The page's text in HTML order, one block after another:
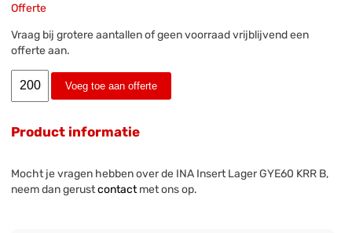
Offerte
Vraag bij grotere aantallen of geen voorraad vrijblijvend een
offerte aan.
Voeg toe aan offerte
Product informatie
Mocht je vragen hebben over de INA Insert Lager GYE60 KRR B,
neem dan gerustcontactmet ons op.